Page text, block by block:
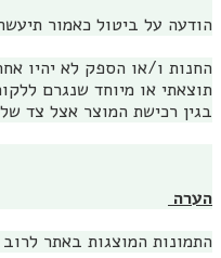
הודעה על ביטול כאמור
החנות ו/או הספק לא יהיו
תוצאתי או מיוחד שנגרם
בגין רכישת המוצר אצל צד
הערה
התמונות המוצגות באתר